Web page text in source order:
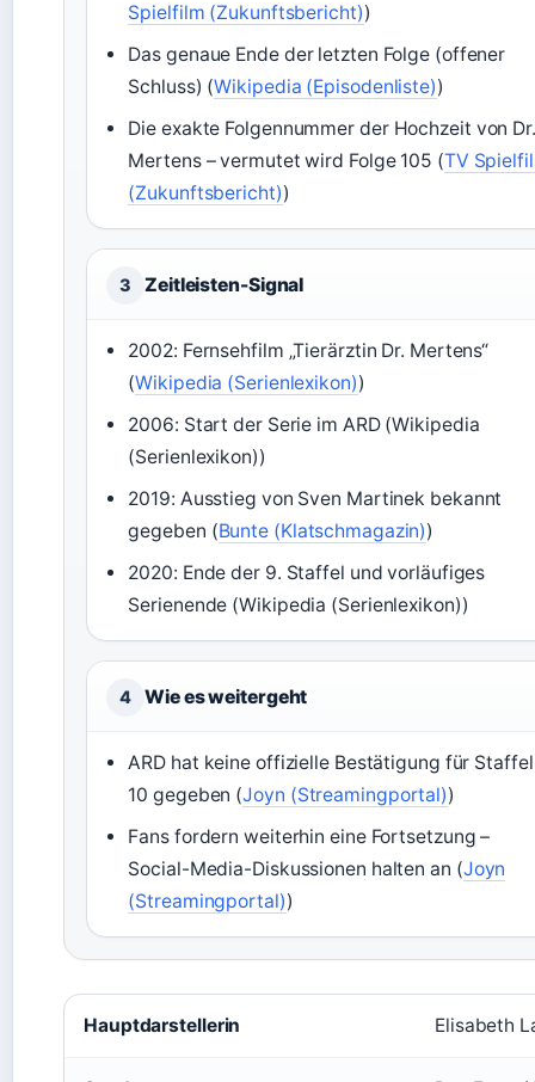
Spielfilm (Zukunftsbericht))
Das genaue Ende der letzten Folge (offener
Schluss) (Wikipedia (Episodenliste))
Die exakte Folgennummer der Hochzeit von Dr.
Mertens – vermutet wird Folge 105 (TV
(Zukunftsbericht))
3 Zeitleisten-Signal
2002: Fernsehfilm „Tierärztin Dr. Mertens“
(Wikipedia (Serienlexikon))
2006: Start der Serie im ARD (Wikipedia
(Serienlexikon))
2019: Ausstieg von Sven Martinek bekannt
gegeben (Bunte (Klatschmagazin))
2020: Ende der 9. Staffel und vorläufiges
Serienende (Wikipedia (Serienlexikon))
4 Wie es weitergeht
ARD hat keine offizielle Bestätigung für Staffel
10 gegeben (Joyn (Streamingportal))
Fans fordern weiterhin eine Fortsetzung –
Social-Media-Diskussionen halten an (Joyn
(Streamingportal))
Hauptdarstellerin Elisabeth